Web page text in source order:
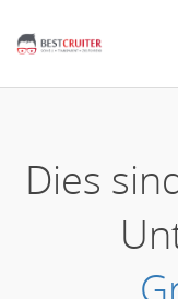
Dies